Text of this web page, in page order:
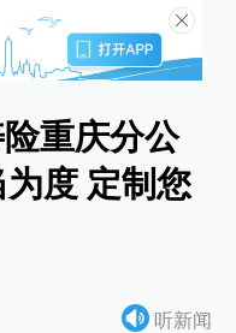
险重庆分公
度 定制您
听新闻